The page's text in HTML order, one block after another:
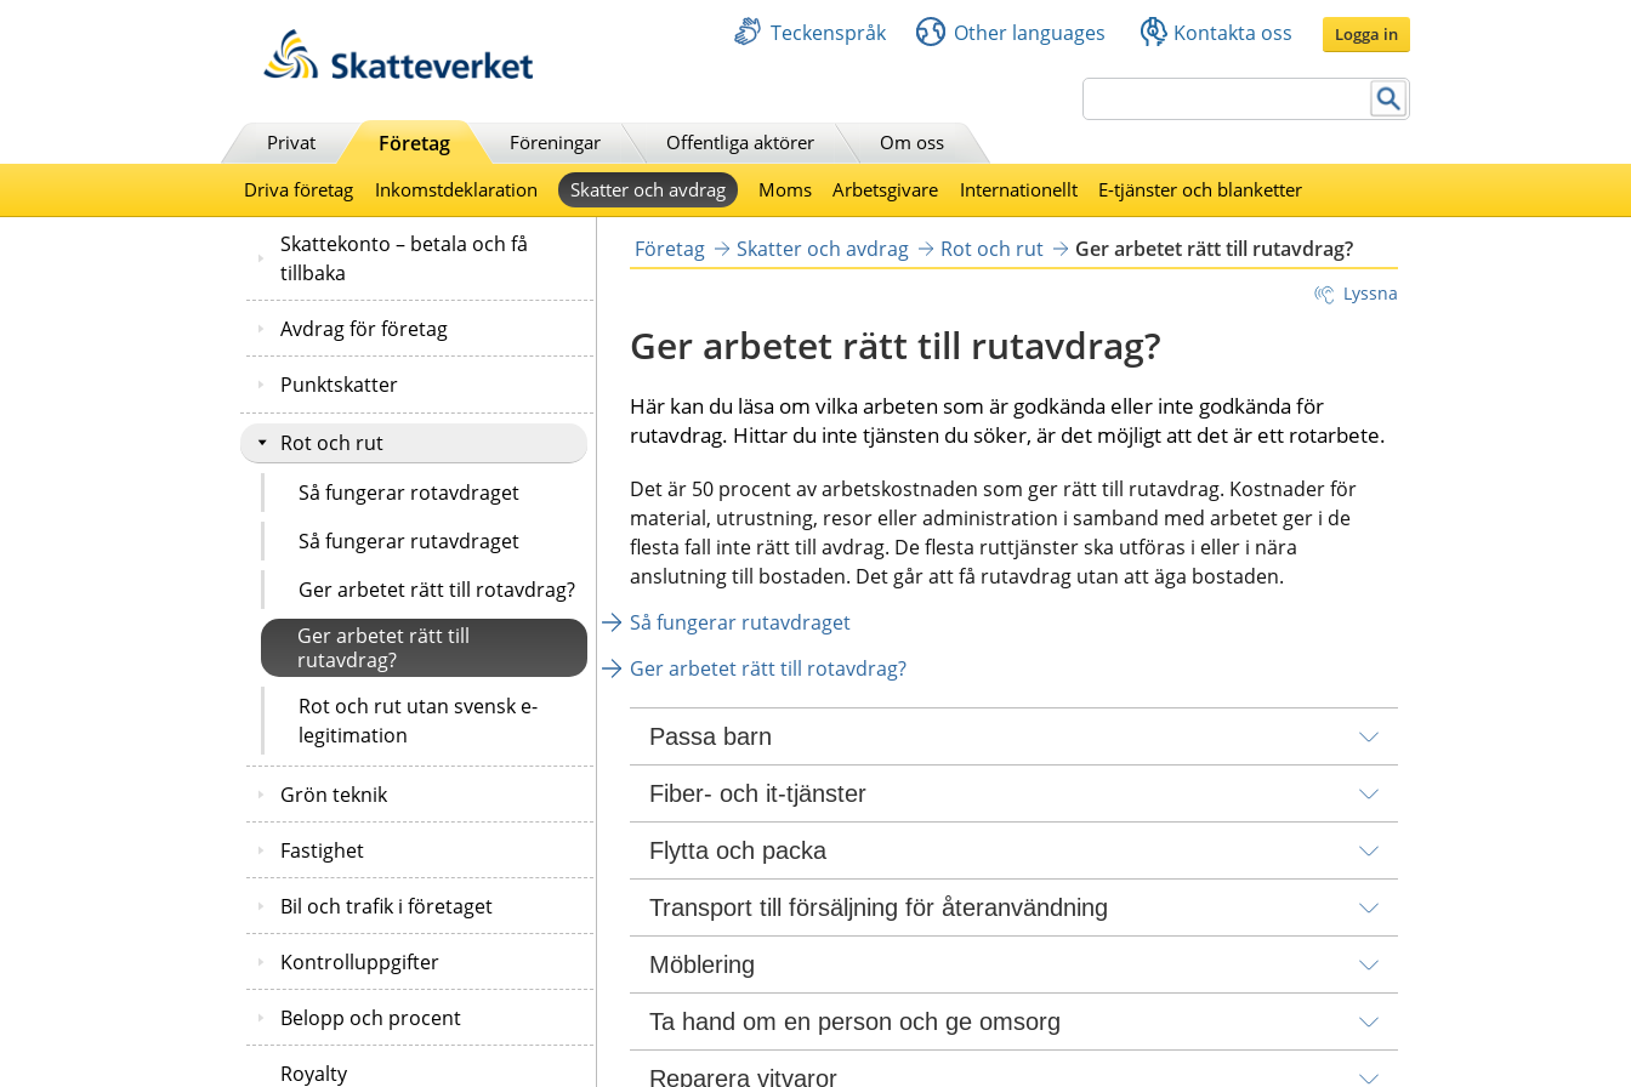
Teckenspråk Other languages Kontakta oss Logga in
Privat Företag Föreningar Offentliga aktörer
Om oss
Driva företag
Inkomstdeklaration Skatter och avdrag Moms Arbetsgivare Internationellt E-tjänster och blanketter
Skattekonto – betala och få
tillbaka
Avdrag för företag
Punktskatter
Rot och rut
Så fungerar rotavdraget
Så fungerar rutavdraget
Ger arbetet rätt till rotavdrag?
Ger arbetet rätt till
rutavdrag?
Rot och rut utan svensk e-
legitimation
Grön teknik
Fastighet
Bil och trafik i företaget
Kontrolluppgifter
Belopp och procent
Royalty
Företag Skatter och avdrag Rot och rut Ger arbetet rätt till rutavdrag?
Lyssna
Ger arbetet rätt till rutavdrag?
Här kan du läsa om vilka arbeten som är godkända eller inte godkända för
rutavdrag. Hittar du inte tjänsten du söker, är det möjligt att det är ett rotarbete.
Det är 50 procent av arbetskostnaden som ger rätt till rutavdrag. Kostnader för
material, utrustning, resor eller administration i samband med arbetet ger i de
flesta fall inte rätt till avdrag. De flesta ruttjänster ska utföras i eller i nära
anslutning till bostaden. Det går att få rutavdrag utan att äga bostaden.
Så fungerar rutavdraget
Ger arbetet rätt till rotavdrag?
Passa barn
Fiber- och it-tjänster
Flytta och packa
Transport till försäljning för återanvändning
Möblering
Ta hand om en person och ge omsorg
Reparera vitvaror